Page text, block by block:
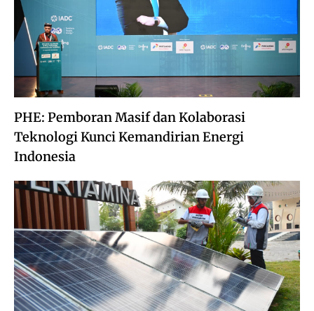
PHE: Pemboran Masif dan Kolaborasi
Teknologi Kunci Kemandirian Energi
Indonesia